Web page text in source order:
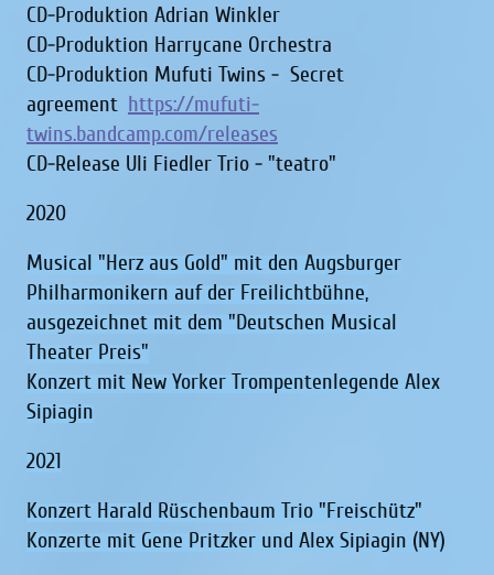
CD-Produktion Adrian Winkler
CD-Produktion Harrycane Orchestra
CD-Produktion Mufuti Twins - Secret
agreement https://mufuti-
twins.bandcamp.com/releases
CD-Release Uli Fiedler Trio - "teatro"
2020
Musical "Herz aus Gold" mit den Augsburger
Philharmonikern auf der Freilichtbühne,
ausgezeichnet mit dem "Deutschen Musical
Theater Preis"
Konzert mit New Yorker Trompentenlegende Alex
Sipiagin
2021
Konzert Harald Rüschenbaum Trio "Freischütz"
Konzerte mit Gene Pritzker und Alex Sipiagin (NY)